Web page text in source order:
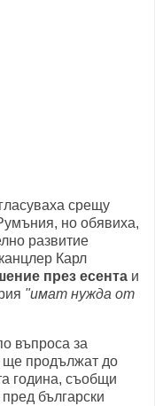
срещу
но обявиха,
развитие
Карл
през есента и
"имат нужда от
въпроса за
ще продължат до
година, съобщи
български